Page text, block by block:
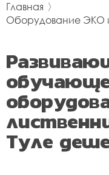
Главная 〉
Оборудование ЭКО
Туле